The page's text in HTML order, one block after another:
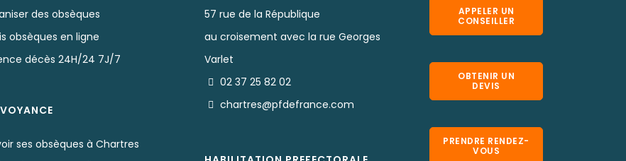
des obsèques
obsèques en ligne
décès 24H/24 7J/7
ses obsèques à Chartres
57 rue de la République
au croisement avec la rue Georges
Varlet
02 37 25 82 02
chartres@pfdefrance.com
APPELER UN
CONSEILLER
OBTENIR UN
DEVIS
PRENDRE RENDEZ-
VOUS